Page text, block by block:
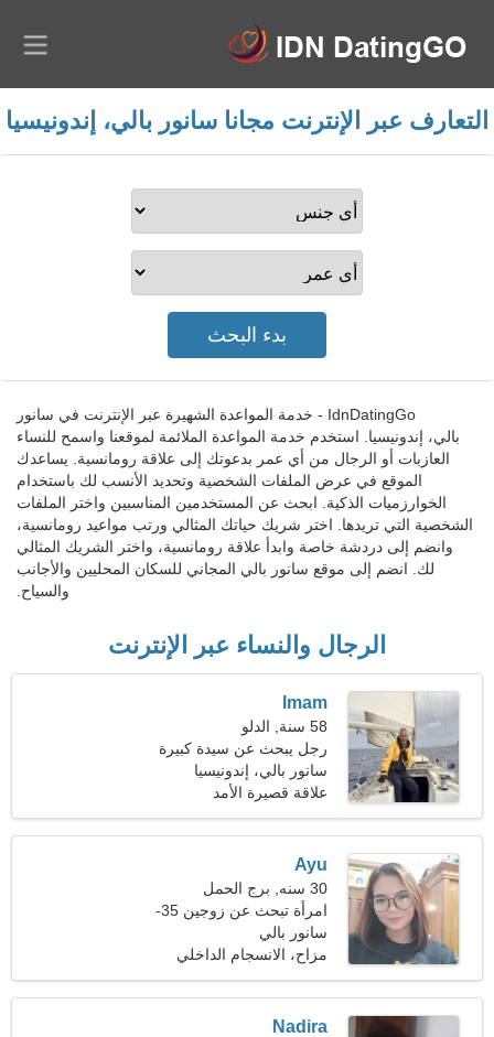
التعارف عبر الإنترنت مجانا سانور بالي، إندونيسيا
IdnDatingGo - خدمة المواعدة الشهيرة عبر الإنترنت في سانور
بالي، إندونيسيا. استخدم خدمة المواعدة الملائمة لموقعنا واسمح للنساء
العازبات أو الرجال من أي عمر بدعوتك إلى علاقة رومانسية. يساعدك
الموقع في عرض الملفات الشخصية وتحديد الأنسب لك باستخدام
الخوارزميات الذكية. ابحث عن المستخدمين المناسبين واختر الملفات
الشخصية التي تريدها. اختر شريك حياتك المثالي ورتب مواعيد رومانسية،
وانضم إلى دردشة خاصة وابدأ علاقة رومانسية، واختر الشريك المثالي
لك. انضم إلى موقع سانور بالي المجاني للسكان المحليين والأجانب
والسياح.
الرجال والنساء عبر الإنترنت
Imam
58 سنة, الدلو
رجل يبحث عن سيدة كبيرة
51-54
سانور بالي، إندونيسيا
علاقة قصيرة الأمد
Ayu
30 سنه, برج الحمل
امرأة تبحث عن زوجين 35-
38
سانور بالي
مزاح، الانسجام الداخلي
Nadira